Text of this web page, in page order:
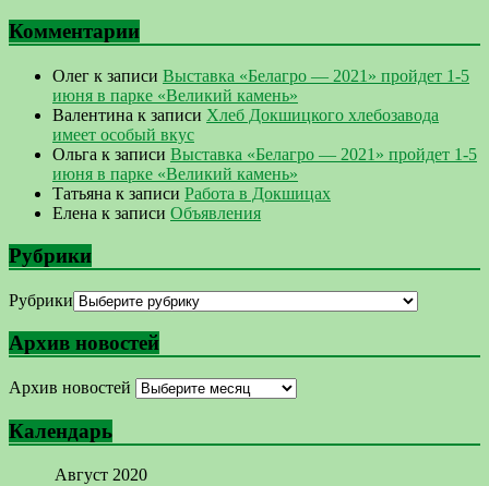
Комментарии
Олег к записи Выставка «Белагро — 2021» пройдет 1-5
июня в парке «Великий камень»
Валентина к записи Хлеб Докшицкого хлебозавода
имеет особый вкус
Ольга к записи Выставка «Белагро — 2021» пройдет 1-5
июня в парке «Великий камень»
Татьяна к записи Работа в Докшицах
Елена к записи Объявления
Рубрики
Рубрики
Архив новостей
Архив новостей
Календарь
Август 2020